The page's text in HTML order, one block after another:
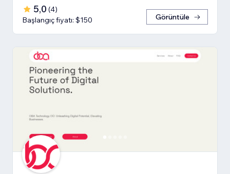
5,0 (4)
Başlangıç fiyatı: $150
Görüntüle